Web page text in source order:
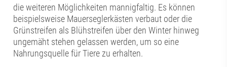
die weiteren Möglichkeiten mannigfaltig. Es können
beispielsweise Mauerseglerkästen verbaut oder die
Grünstreifen als Blühstreifen über den Winter hinweg
ungemäht stehen gelassen werden, um so eine
Nahrungsquelle für Tiere zu erhalten.